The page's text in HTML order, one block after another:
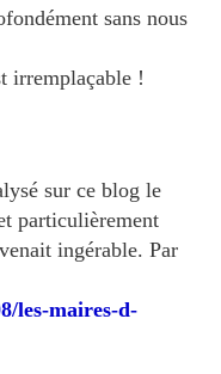
sans nous
irremplaçable !
sur ce blog le
particulièrement
ingérable. Par
les-maires-d-